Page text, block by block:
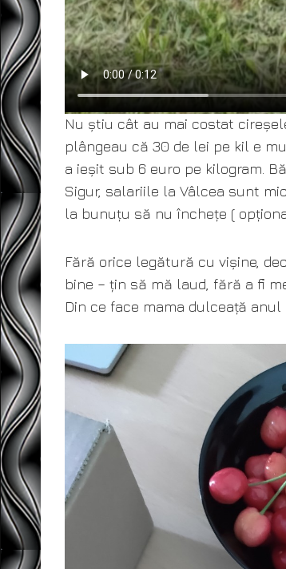
Nu știu cât au mai costat
plângeau că 30 de lei pe kil e
a ieșit sub 6 euro pe kilogram.
Sigur, salariile la Vâlcea sunt
la bunuțu să nu închețe (
Fără orice legătură cu vișine,
bine – țin să mă laud, fără a fi
Din ce face mama dulceață